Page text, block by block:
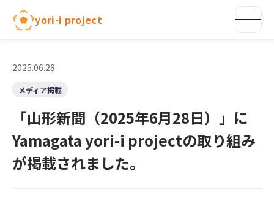
yori-i project
2025.06.28
メディア掲載
「山形新聞（2025年6月28日）」に
Yamagata yori-i projectの取り組み
が掲載されました。